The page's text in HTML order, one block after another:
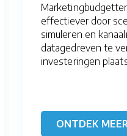
effectiever door
simuleren en
datagedreven te
investeringen
ONTDEK MEER